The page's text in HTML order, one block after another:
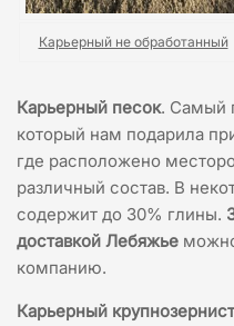
Карьерный не обработанный
Карьерный песок. Самый
который нам подарила
где расположено
различный состав. В
содержит до 30% глины.
доставкой Лебяжье
компанию.
Карьерный